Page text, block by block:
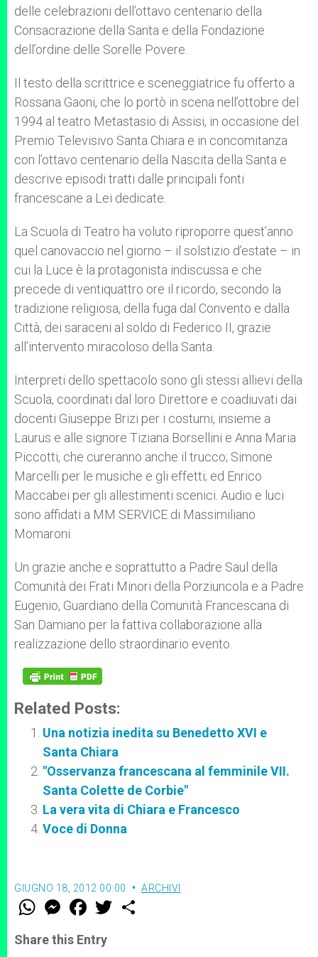
delle celebrazioni dell’ottavo centenario della
Consacrazione della Santa e della Fondazione
dell’ordine delle Sorelle Povere.
Il testo della scrittrice e sceneggiatrice fu offerto a
Rossana Gaoni, che lo portò in scena nell’ottobre del
1994 al teatro Metastasio di Assisi, in occasione del
Premio Televisivo Santa Chiara e in concomitanza
con l’ottavo centenario della Nascita della Santa e
descrive episodi tratti dalle principali fonti
francescane a Lei dedicate.
La Scuola di Teatro ha voluto riproporre quest’anno
quel canovaccio nel giorno – il solstizio d’estate – in
cui la Luce è la protagonista indiscussa e che
precede di ventiquattro ore il ricordo, secondo la
tradizione religiosa, della fuga dal Convento e dalla
Città, dei saraceni al soldo di Federico II, grazie
all’intervento miracoloso della Santa.
Interpreti dello spettacolo sono gli stessi allievi della
Scuola, coordinati dal loro Direttore e coadiuvati dai
docenti Giuseppe Brizi per i costumi, insieme a
Laurus e alle signore Tiziana Borsellini e Anna Maria
Piccotti, che cureranno anche il trucco; Simone
Marcelli per le musiche e gli effetti; ed Enrico
Maccabei per gli allestimenti scenici. Audio e luci
sono affidati a MM SERVICE di Massimiliano
Momaroni.
Un grazie anche e soprattutto a Padre Saul della
Comunità dei Frati Minori della Porziuncola e a Padre
Eugenio, Guardiano della Comunità Francescana di
San Damiano per la fattiva collaborazione alla
realizzazione dello straordinario evento.
Related Posts:
Una notizia inedita su Benedetto XVI e
Santa Chiara
"Osservanza francescana al femminile VII.
Santa Colette de Corbie"
La vera vita di Chiara e Francesco
Voce di Donna
GIUGNO 18, 2012 00:00 ARCHIVI
W
t
s
M
e
s
e
F
a
e
b
w
Share this Entry